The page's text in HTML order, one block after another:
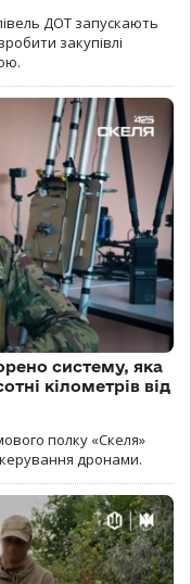
ДОТ запускають
закупівлі
систему, яка
кілометрів від
полку «Скеля»
дронами.